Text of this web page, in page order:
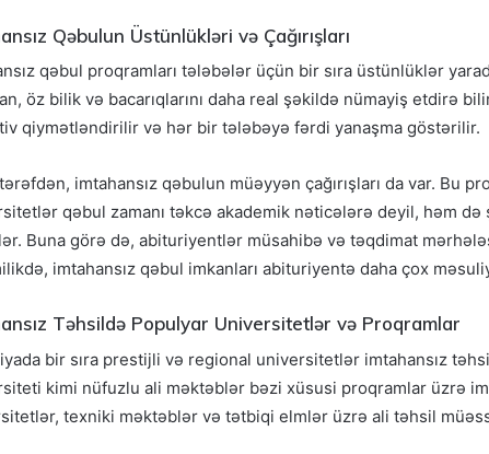
Qəbulun Üstünlükləri və Çağırışları
qəbul proqramları tələbələr üçün bir sıra üstünlüklər
öz bilik və bacarıqlarını daha real şəkildə nümayiş etdirə
qiymətləndirilir və hər bir tələbəyə fərdi yanaşma göstərilir.
imtahansız qəbulun müəyyən çağırışları da var.
qəbul zamanı təkcə akademik nəticələrə deyil, həm
Buna görə də, abituriyentlər müsahibə və təqdimat
imtahansız qəbul imkanları abituriyentə daha çox
Təhsildə Populyar Universitetlər və Proqramlar
bir sıra prestijli və regional universitetlər imtahansız
kimi nüfuzlu ali məktəblər bəzi xüsusi proqramlar üzrə
texniki məktəblər və tətbiqi elmlər üzrə ali təhsil